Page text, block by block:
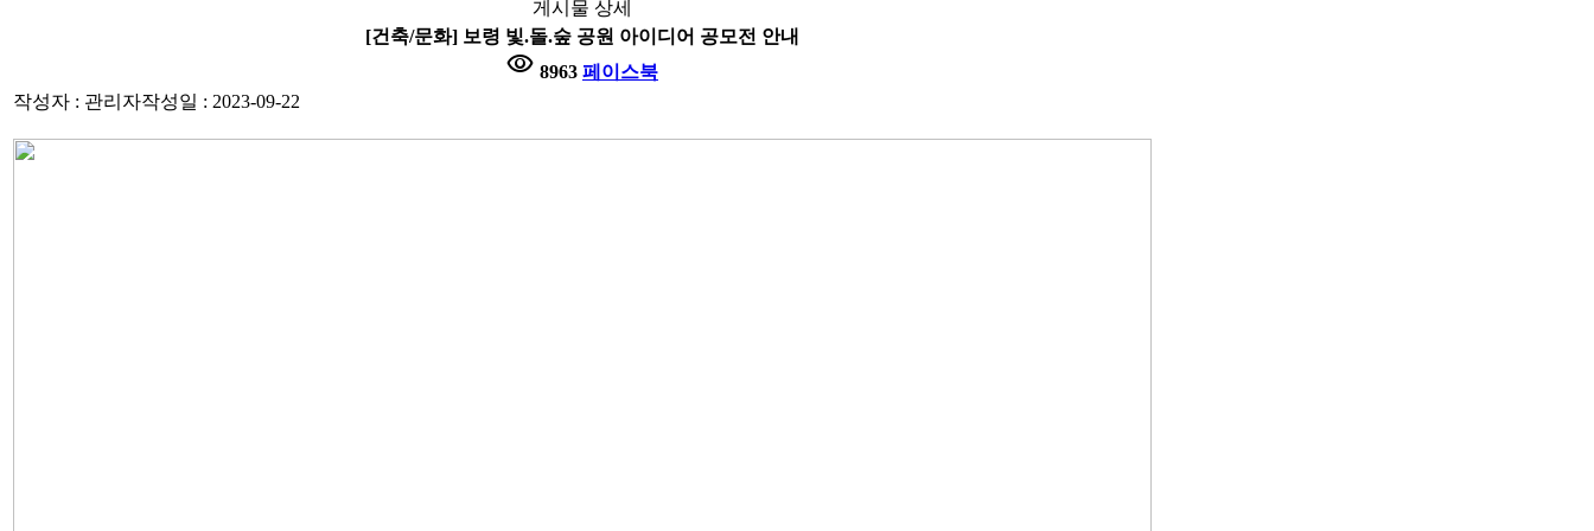
게시물 상세
[건축/문화] 보령 빛.돌.숲 공원 아이디어 공모전 안내
visibility 8963 페이스북
작성자 : 관리자작성일 : 2023-09-22